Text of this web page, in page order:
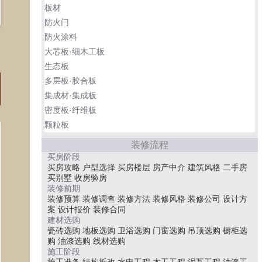
板材
防火门
防火涂料
大芯板·细木工板
生态板
多层板·胶合板
集成材·集成板
密度板·纤维板
颗粒板
装修流程
买房阶段
买房攻略 户型选择 买房楼层 房产中介 建筑风格 二手房
买别墅 收房验房
装修前期
装修预算 装修调查 装修方法 装修风格 装修公司 设计方
案 设计报价 装修合同
建材选购
瓷砖选购 地板选购 卫浴选购 门窗选购 吊顶选购 橱柜选
购 油漆选购 线材选购
施工阶段